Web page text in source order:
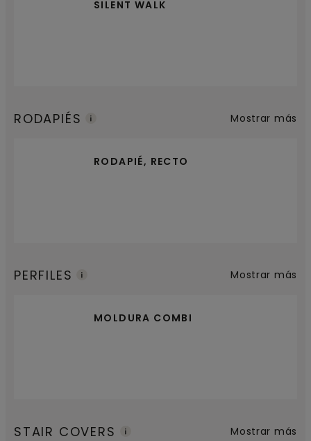
SILENT WALK
RODAPIÉS
RODAPIÉ, RECTO
Mostrar más
PERFILES
MOLDURA COMBI
Mostrar más
STAIR COVERS Mostrar más